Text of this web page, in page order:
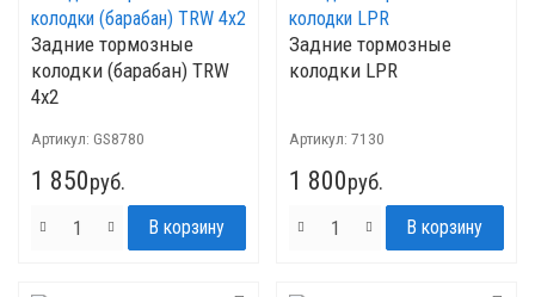
Задние тормозные
колодки (барабан) TRW
4x2
Артикул: GS8780
1 850руб.
Задние тормозные
колодки LPR
Артикул: 7130
1 800руб.